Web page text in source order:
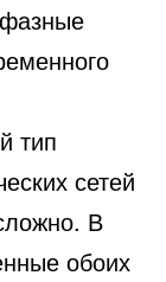
тип
сетей
В
обоих